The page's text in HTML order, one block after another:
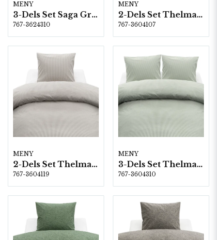
MENY
3-Dels Set Saga Grön Dubbel
767-3624310
MENY
2-Dels Set Thelma Stripe Gul
767-3604107
MENY
2-Dels Set Thelma Stripe Brun
767-3604119
MENY
3-Dels Set Thelma Stripe Grön Dubbel
767-3604310